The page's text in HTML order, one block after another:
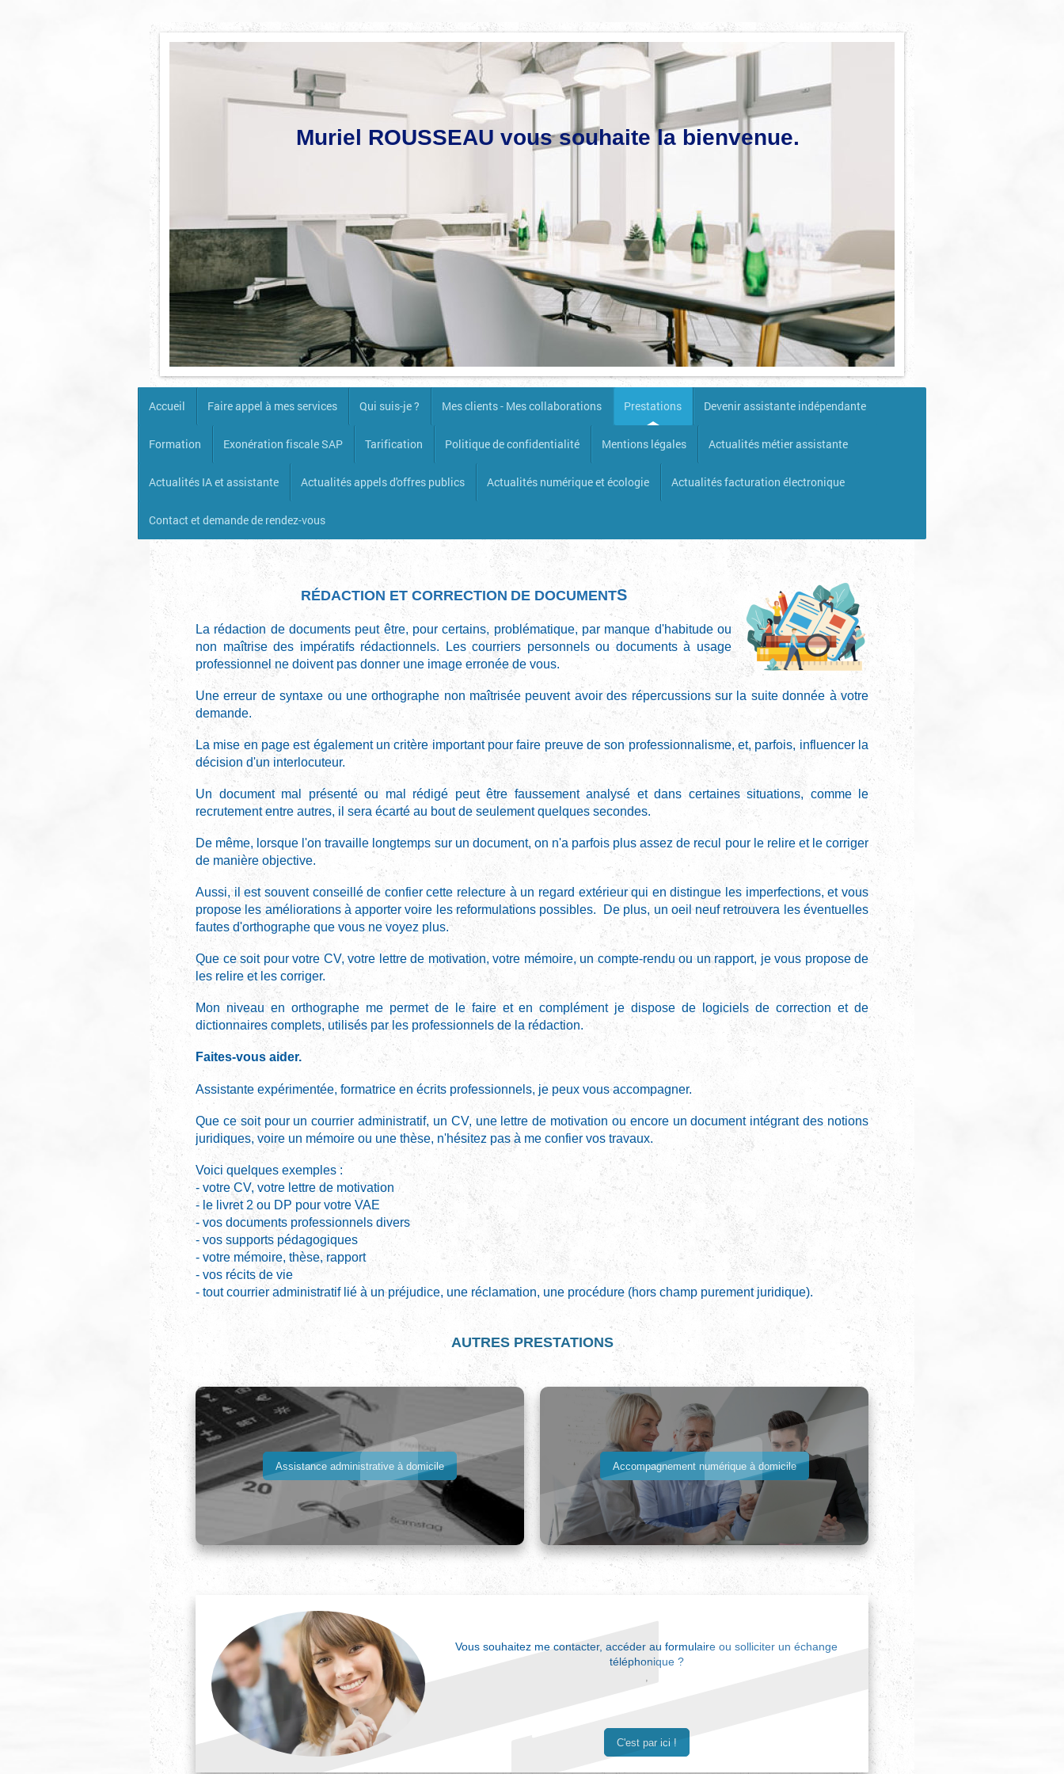
Muriel ROUSSEAU vous souhaite la bienvenue.
Accueil Faire appel à mes services Qui suis-je ? Mes clients - Mes collaborations Prestations Devenir assistante indépendante
Formation Exonération fiscale SAP Tarification Politique de confidentialité Mentions légales Actualités métier assistante
Actualités IA et assistante Actualités appels d'offres publics Actualités numérique et écologie Actualités facturation électronique
Contact et demande de rendez-vous
RÉDACTION ET CORRECTION DE DOCUMENTS
La rédaction de documents peut être, pour certains, problématique, par manque d'habitude ou
non maîtrise des impératifs rédactionnels. Les courriers personnels ou documents à usage
professionnel ne doivent pas donner une image erronée de vous.
Une erreur de syntaxe ou une orthographe non maîtrisée peuvent avoir des répercussions sur la suite donnée à votre
demande.
La mise en page est également un critère important pour faire preuve de son professionnalisme, et, parfois, influencer la
décision d'un interlocuteur.
Un document mal présenté ou mal rédigé peut être faussement analysé et dans certaines situations, comme le
recrutement entre autres, il sera écarté au bout de seulement quelques secondes.
De même, lorsque l'on travaille longtemps sur un document, on n'a parfois plus assez de recul pour le relire et le corriger
de manière objective.
Aussi, il est souvent conseillé de confier cette relecture à un regard extérieur qui en distingue les imperfections, et vous
propose les améliorations à apporter voire les reformulations possibles. De plus, un oeil neuf retrouvera les éventuelles
fautes d'orthographe que vous ne voyez plus.
Que ce soit pour votre CV, votre lettre de motivation, votre mémoire, un compte-rendu ou un rapport, je vous propose de
les relire et les corriger.
Mon niveau en orthographe me permet de le faire et en complément je dispose de logiciels de correction et de
dictionnaires complets, utilisés par les professionnels de la rédaction.
Faites-vous aider.
Assistante expérimentée, formatrice en écrits professionnels, je peux vous accompagner.
Que ce soit pour un courrier administratif, un CV, une lettre de motivation ou encore un document intégrant des notions
juridiques, voire un mémoire ou une thèse, n'hésitez pas à me confier vos travaux.
Voici quelques exemples :
- votre CV, votre lettre de motivation
- le livret 2 ou DP pour votre VAE
- vos documents professionnels divers
- vos supports pédagogiques
- votre mémoire, thèse, rapport
- vos récits de vie
- tout courrier administratif lié à un préjudice, une réclamation, une procédure (hors champ purement juridique).
AUTRES PRESTATIONS
Assistance administrative à domicile Accompagnement numérique à domicile
Vous souhaitez me contacter, accéder au formulaire ou solliciter un échange
téléphonique ?
C'est par ici !